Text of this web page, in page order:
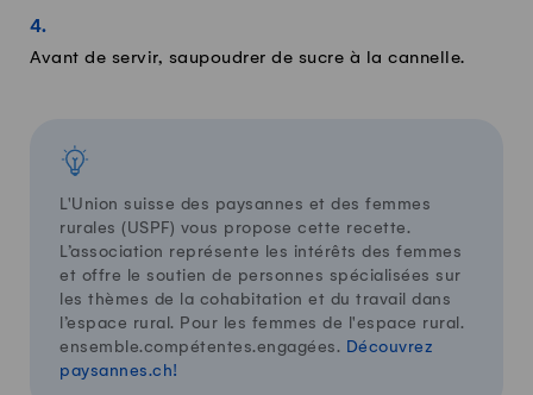
Avant de servir, saupoudrer de sucre à la cannelle.
L'Union suisse des paysannes et des femmes
rurales (USPF) vous propose cette recette.
L’association représente les intérêts des femmes
et offre le soutien de personnes spécialisées sur
les thèmes de la cohabitation et du travail dans
l’espace rural. Pour les femmes de l'espace rural.
ensemble.compétentes.engagées. Découvrez
paysannes.ch!